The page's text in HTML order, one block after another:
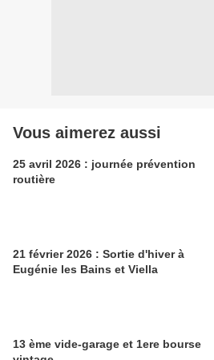
Vous aimerez aussi
25 avril 2026 : journée prévention
routière
21 février 2026 : Sortie d'hiver à
Eugénie les Bains et Viella
13 ème vide-garage et 1ere bourse